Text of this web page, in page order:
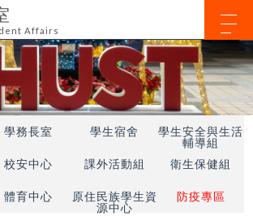
Affairs
學務長室 學生宿舍
學生安全與生活
輔導組
校安中心 課外活動組 衛生保健組
體育中心
原住民族學生資
源中心
防疫專區